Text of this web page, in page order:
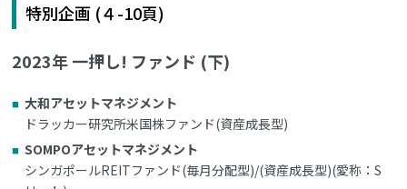
特別企画 (４-10頁)
2023年 一押し! ファンド (下)
大和アセットマネジメント
ドラッカー研究所米国株ファンド(資産成長型)
SOMPOアセットマネジメント
シンガポールREITファンド(毎月分配型)/(資産成長型)(愛称：S